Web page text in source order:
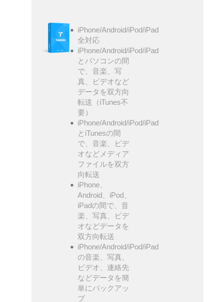
iPhone/Android/iPod/iPad
全対応
iPhone/Android/iPod/iPad
とパソコンの間
で、音楽、写
真、ビデオなど
データを双方向
転送（iTunes不
要）
iPhone/Android/iPod/iPad
とiTunesの間
で、音楽、ビデ
オなどメディア
ファイルを双方
向転送
iPhone、
Android、iPod、
iPadの間で、音
楽、写真、ビデ
オなどデータを
双方向転送
iPhone/Android/iPod/iPad
の音楽、写真、
ビデオ、連絡先
などデータを簡
単にバックアッ
プ